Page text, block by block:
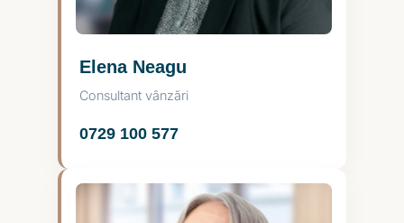
Elena Neagu
Consultant vânzări
0729 100 577